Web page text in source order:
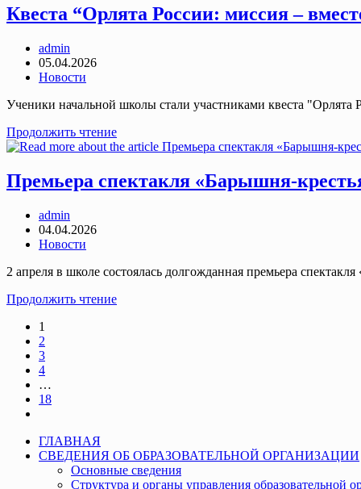
кажется:
в
Квеста “Орлята России: миссия –
Post
author:
admin
Запись
опубликована:
05.04.2026
Post
Новости
Ученики начальной школы стали участниками квеста "Орлята
Продолжить чтениеКвеста
“Орлята
–
Премьера спектакля «Барышня-
Post
author:
admin
Запись
опубликована:
04.04.2026
Post
Новости
2 апреля в школе состоялась долгожданная премьера
Продолжить чтениеПремьера
1
2
3
4
…
18
the
next
page
ГЛАВНАЯ
СВЕДЕНИЯ ОБ ОБРАЗОВАТЕЛЬНОЙ ОРГАНИЗАЦИИ
Основные сведения
Структура и органы управления образовательной